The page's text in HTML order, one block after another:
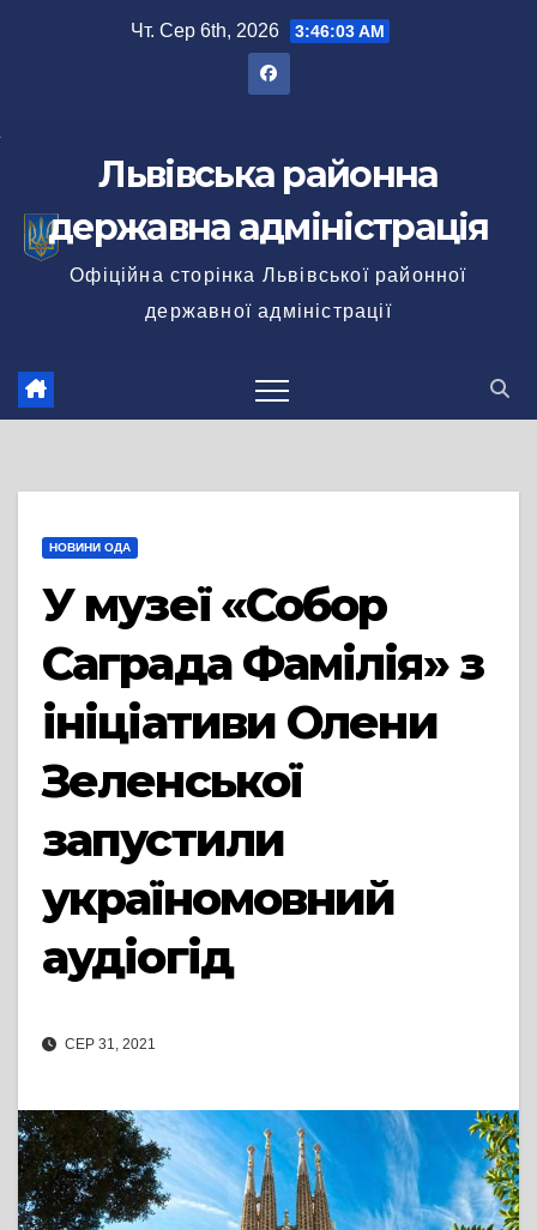
Чт. Сер 6th, 2026 3:46:03 AM
Львівська районна
державна адміністрація
Офіційна сторінка Львівської районної
державної адміністрації
НОВИНИ ОДА
У музеї «Собор
Саграда Фамілія» з
ініціативи Олени
Зеленської
запустили
україномовний
аудіогід
СЕР 31, 2021